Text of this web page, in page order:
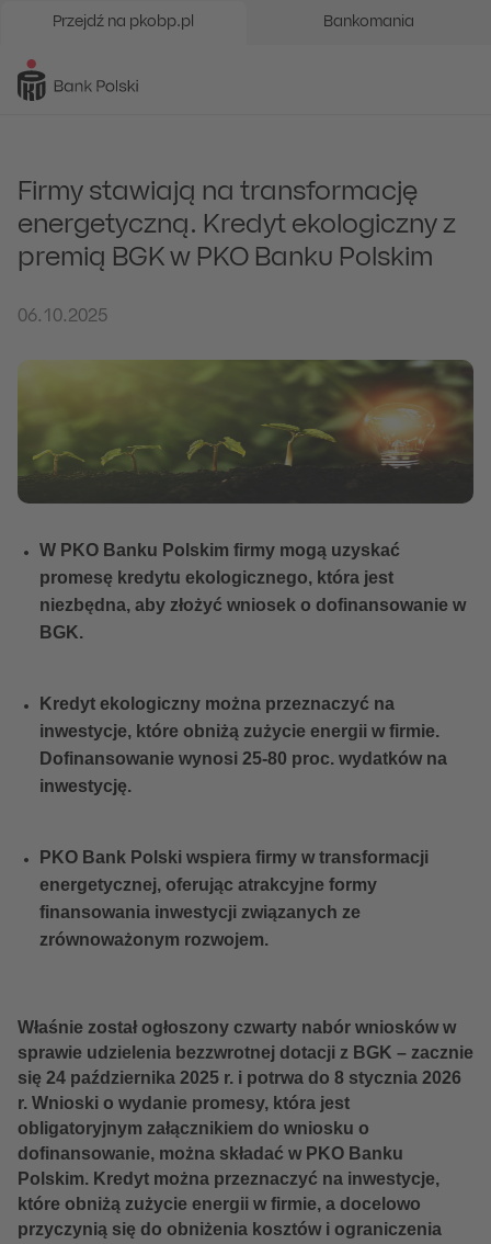
Przejdź na pkobp.pl Bankomania
Firmy stawiają na transformację
energetyczną. Kredyt ekologiczny z
premią BGK w PKO Banku Polskim
06.10.2025
W PKO Banku Polskim firmy mogą uzyskać
promesę kredytu ekologicznego, która jest
niezbędna, aby złożyć wniosek o dofinansowanie w
BGK.
Kredyt ekologiczny można przeznaczyć na
inwestycje, które obniżą zużycie energii w firmie.
Dofinansowanie wynosi 25-80 proc. wydatków na
inwestycję.
PKO Bank Polski wspiera firmy w transformacji
energetycznej, oferując atrakcyjne formy
finansowania inwestycji związanych ze
zrównoważonym rozwojem.
Właśnie został ogłoszony czwarty nabór wniosków w
sprawie udzielenia bezzwrotnej dotacji z BGK – zacznie
się 24 października 2025 r. i potrwa do 8 stycznia 2026
r. Wnioski o wydanie promesy, która jest
obligatoryjnym załącznikiem do wniosku o
dofinansowanie, można składać w PKO Banku
Polskim. Kredyt można przeznaczyć na inwestycje,
które obniżą zużycie energii w firmie, a docelowo
przyczynią się do obniżenia kosztów i ograniczenia